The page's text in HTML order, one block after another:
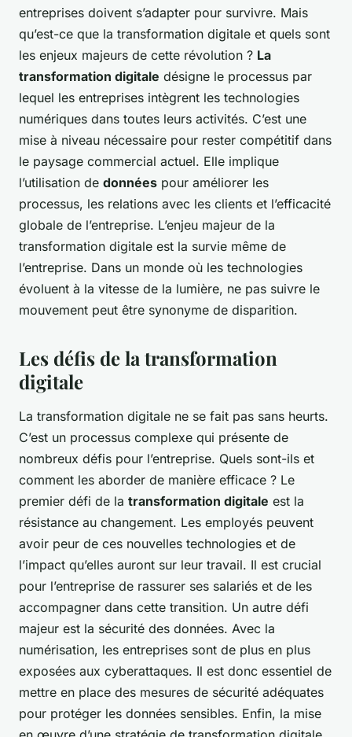
entreprises doivent s’adapter pour survivre. Mais
qu’est-ce que la transformation digitale et quels sont
les enjeux majeurs de cette révolution ? La
transformation digitale désigne le processus par
lequel les entreprises intègrent les technologies
numériques dans toutes leurs activités. C’est une
mise à niveau nécessaire pour rester compétitif dans
le paysage commercial actuel. Elle implique
l’utilisation de données pour améliorer les
processus, les relations avec les clients et l’efficacité
globale de l’entreprise. L’enjeu majeur de la
transformation digitale est la survie même de
l’entreprise. Dans un monde où les technologies
évoluent à la vitesse de la lumière, ne pas suivre le
mouvement peut être synonyme de disparition.
Les défis de la transformation
digitale
La transformation digitale ne se fait pas sans heurts.
C’est un processus complexe qui présente de
nombreux défis pour l’entreprise. Quels sont-ils et
comment les aborder de manière efficace ? Le
premier défi de la transformation digitale est la
résistance au changement. Les employés peuvent
avoir peur de ces nouvelles technologies et de
l’impact qu’elles auront sur leur travail. Il est crucial
pour l’entreprise de rassurer ses salariés et de les
accompagner dans cette transition. Un autre défi
majeur est la sécurité des données. Avec la
numérisation, les entreprises sont de plus en plus
exposées aux cyberattaques. Il est donc essentiel de
mettre en place des mesures de sécurité adéquates
pour protéger les données sensibles. Enfin, la mise